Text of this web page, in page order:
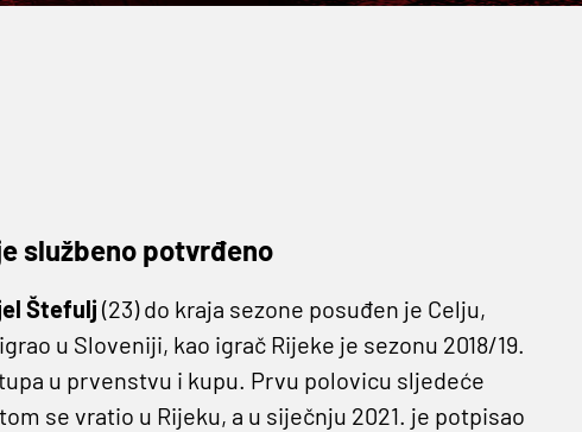
službeno potvrđeno
Štefulj (23) do kraja sezone posuđen je Celju,
u Sloveniji, kao igrač Rijeke je sezonu 2018/19.
u prvenstvu i kupu. Prvu polovicu sljedeće
se vratio u Rijeku, a u siječnju 2021. je potpisao